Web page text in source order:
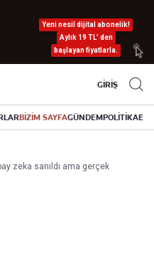
Yeni nesil dijital abonelik!
Aylık 19 TL’ den
başlayan fiyatlarla.
GİRİŞ
BİZİM SAYFAGÜNDEMPOLİTİKA
zeka sanıldı ama gerçek